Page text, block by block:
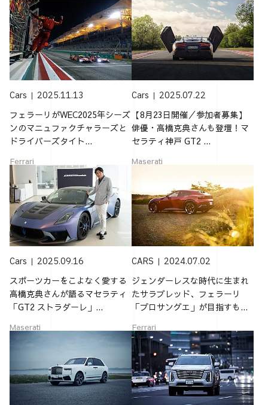
Cars 2025.11.13
フェラーリがWEC2025年シーズ
ンのマニュファクチャラーズと
ドライバーズタイト...
Ferrari
Cars 2025.07.22
【8月23日開催／参加者募集】
俳優・高橋克典さんも登壇！マ
セラティ神戸 GT2 ...
Maserati
Cars 2025.09.16
スポーツカーをこよなく愛する
高橋克典さんが語るマセラティ
「GT2 ストラダーレ」...
Maserati
CARS 2024.07.02
ジェンダーレスな時代に生まれ
たサラブレッド、フェラーリ
「プロサングエ」が目指すも...
Ferrari